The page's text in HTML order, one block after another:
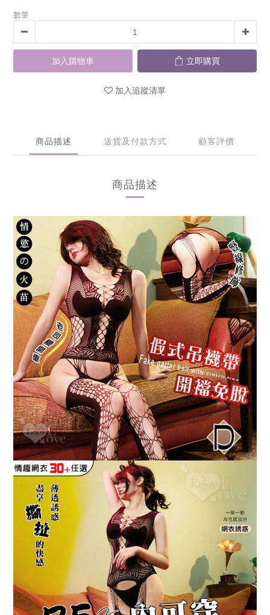
數量
加入購物車 立即購買
加入追蹤清單
商品描述 送貨及付款方式 顧客評價
商品描述